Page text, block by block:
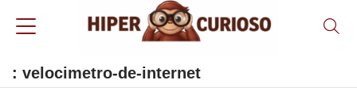
: velocimetro-de-internet